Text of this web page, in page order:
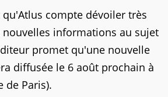
compte dévoiler très
informations au sujet
promet qu'une nouvelle
diffusée le 6 août prochain à
de Paris).